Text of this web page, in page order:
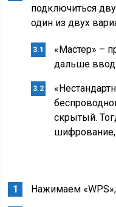
подключиться
один из двух
«Мастер» –
дальше
скрытый.
Нажимаем «WPS»;